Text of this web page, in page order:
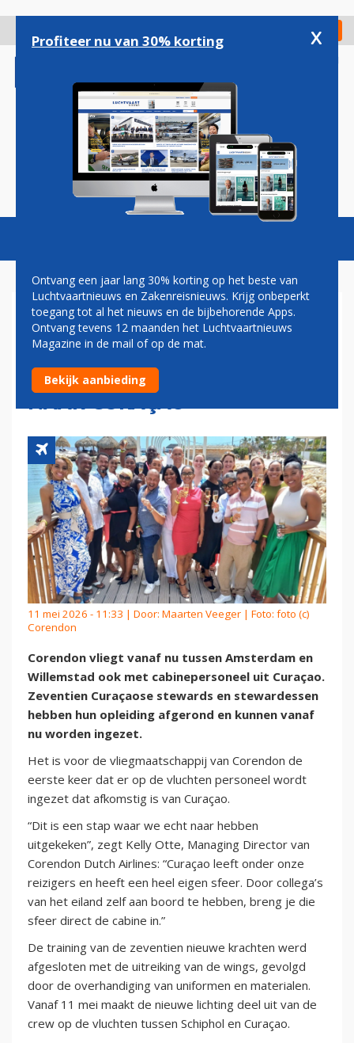
gaan
Check in
Magazine Podcasts Vacatures
VOOR HET EERST LOKALE
CABINEBEMANNING OP
VLUCHTEN VAN CORENDON
NAAR CURAÇAO
11 mei 2026 - 11:33 | Door: Maarten Veeger | Foto: foto (c)
Corendon
Corendon vliegt vanaf nu tussen Amsterdam en
Willemstad ook met cabinepersoneel uit Curaçao.
Zeventien Curaçaose stewards en stewardessen
hebben hun opleiding afgerond en kunnen vanaf
nu worden ingezet.
Het is voor de vliegmaatschappij van Corendon de
eerste keer dat er op de vluchten personeel wordt
ingezet dat afkomstig is van Curaçao.
“Dit is een stap waar we echt naar hebben
uitgekeken”, zegt Kelly Otte, Managing Director van
Corendon Dutch Airlines: “Curaçao leeft onder onze
reizigers en heeft een heel eigen sfeer. Door collega’s
van het eiland zelf aan boord te hebben, breng je die
sfeer direct de cabine in.”
De training van de zeventien nieuwe krachten werd
afgesloten met de uitreiking van de wings, gevolgd
door de overhandiging van uniformen en materialen.
Vanaf 11 mei maakt de nieuwe lichting deel uit van de
crew op de vluchten tussen Schiphol en Curaçao.
Profiteer nu van 30% korting x
Ontvang een jaar lang 30% korting op het beste van
Luchtvaartnieuws en Zakenreisnieuws. Krijg onbeperkt
toegang tot al het nieuws en de bijbehorende Apps.
Ontvang tevens 12 maanden het Luchtvaartnieuws
Magazine in de mail of op de mat.
Bekijk aanbieding